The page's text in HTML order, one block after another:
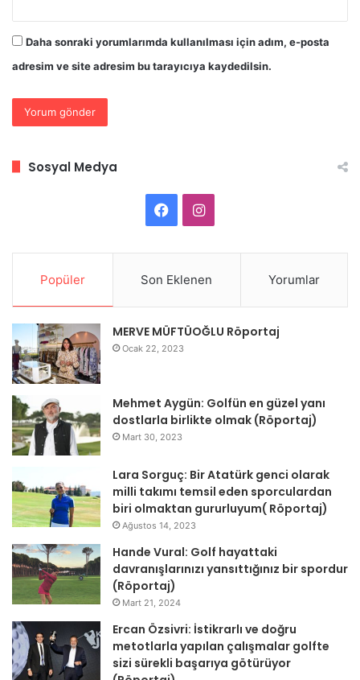
Daha sonraki yorumlarımda kullanılması için adım, e-posta
adresim ve site adresim bu tarayıcıya kaydedilsin.
Sosyal Medya
FacebookInstagram
Popüler Son Eklenen Yorumlar
MERVE MÜFTÜOĞLU Röportaj
Ocak 22, 2023
Mehmet Aygün: Golfün en güzel yanı
dostlarla birlikte olmak (Röportaj)
Mart 30, 2023
Lara Sorguç: Bir Atatürk genci olarak
milli takımı temsil eden sporculardan
biri olmaktan gururluyum( Röportaj)
Ağustos 14, 2023
Hande Vural: Golf hayattaki
davranışlarınızı yansıttığınız bir spordur
(Röportaj)
Mart 21, 2024
Ercan Özsivri: İstikrarlı ve doğru
metotlarla yapılan çalışmalar golfte
sizi sürekli başarıya götürüyor